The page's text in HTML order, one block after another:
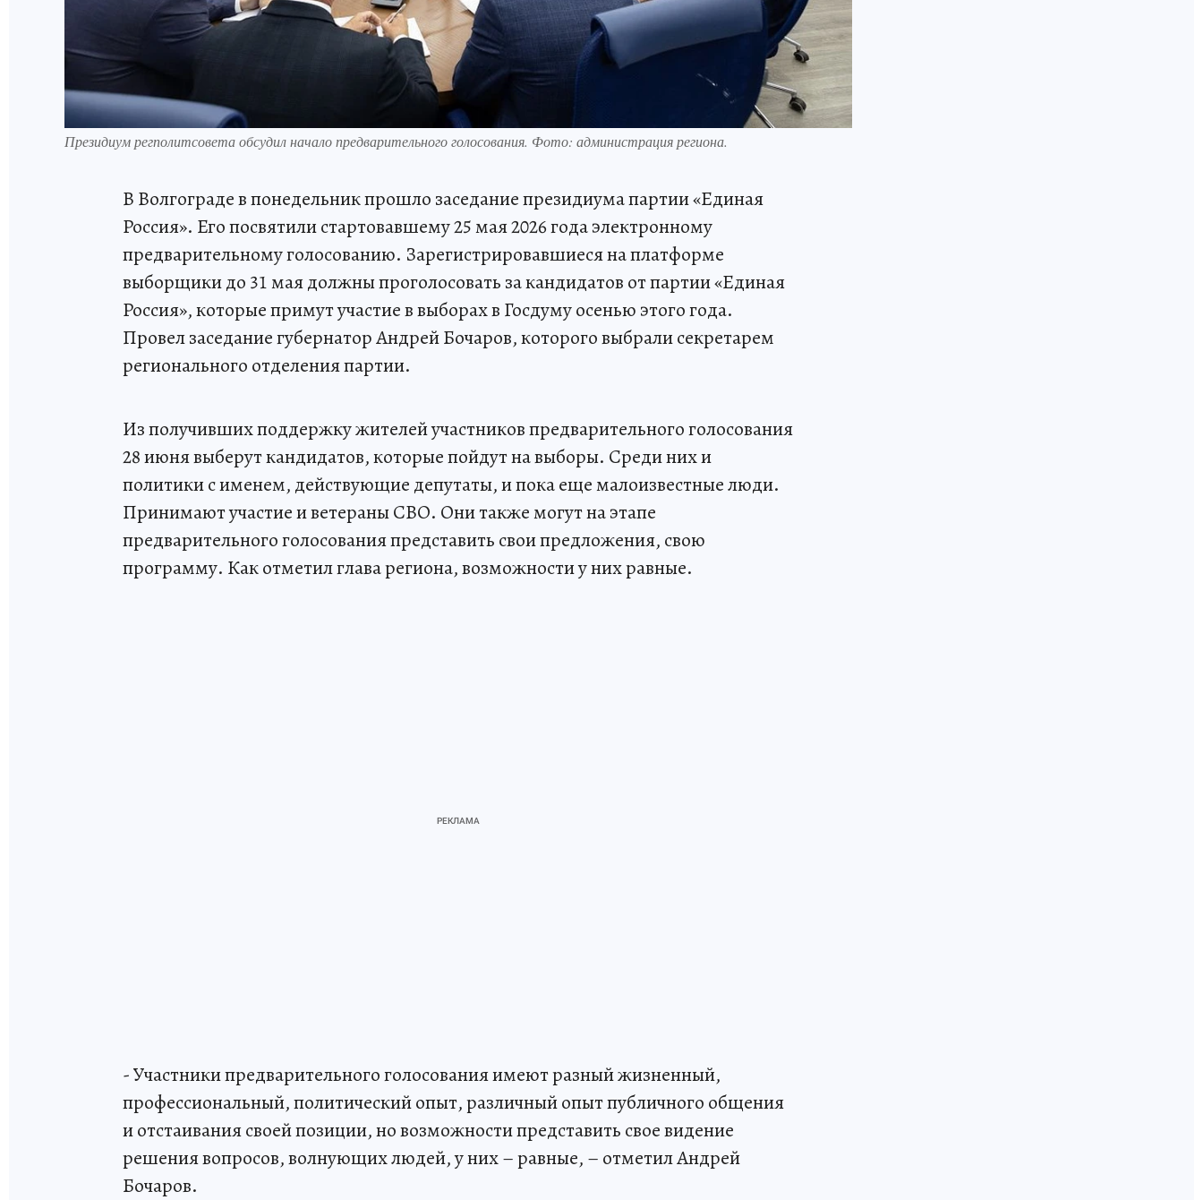
Президиум регполитсовета обсудил начало предварительного голосования. Фото: администрация региона.
В Волгограде в понедельник прошло заседание президиума партии «Единая
Россия». Его посвятили стартовавшему 25 мая 2026 года электронному
предварительному голосованию. Зарегистрировавшиеся на платформе
выборщики до 31 мая должны проголосовать за кандидатов от партии «Единая
Россия», которые примут участие в выборах в Госдуму осенью этого года.
Провел заседание губернатор Андрей Бочаров, которого выбрали секретарем
регионального отделения партии.
Из получивших поддержку жителей участников предварительного голосования
28 июня выберут кандидатов, которые пойдут на выборы. Среди них и
политики с именем, действующие депутаты, и пока еще малоизвестные люди.
Принимают участие и ветераны СВО. Они также могут на этапе
предварительного голосования представить свои предложения, свою
программу. Как отметил глава региона, возможности у них равные.
- Участники предварительного голосования имеют разный жизненный,
профессиональный, политический опыт, различный опыт публичного общения
и отстаивания своей позиции, но возможности представить свое видение
решения вопросов, волнующих людей, у них – равные, – отметил Андрей
Бочаров.